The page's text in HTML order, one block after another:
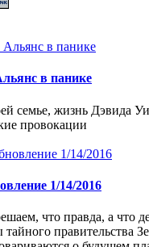
в панике
семье, жизнь Дэвида
провокации
1/14/2016
что правда, а что
тайного правительства